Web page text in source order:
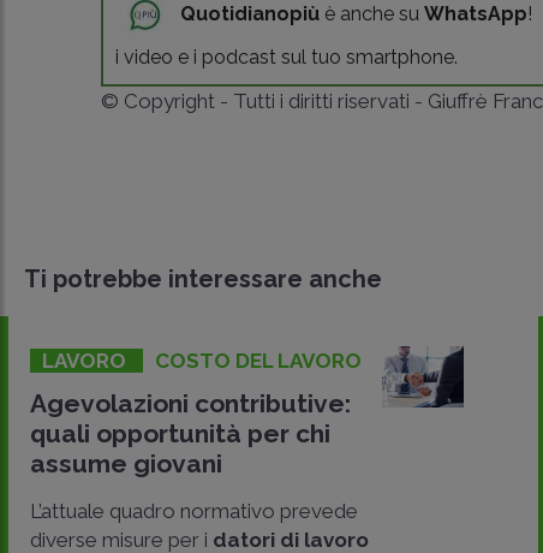
Quotidianopiù è anche suWhatsApp!
i video e i podcast sul tuo smartphone.
© Copyright - Tutti i diritti riservati - Giuffrè
Ti potrebbe interessare anche
LAVORO COSTO DEL LAVORO
Agevolazioni contributive:
quali opportunità per chi
assume giovani
L’attuale quadro normativo prevede
diverse misure per i datori di lavoro